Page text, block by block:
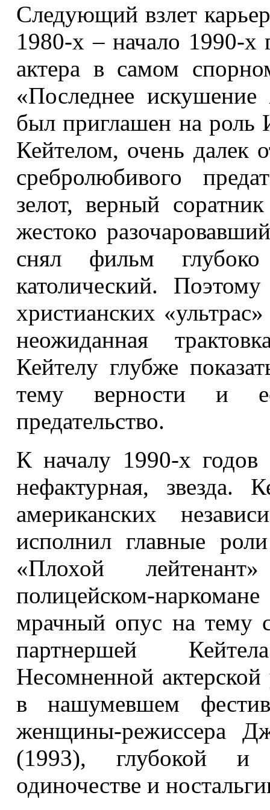
Следующий взлет
1980-х – начало 1990-х
актера в самом
«Последнее
был приглашен на
Кейтелом, очень далек
сребролюбивого
зелот, верный
жестоко
снял фильм
католический.
христианских
неожиданная
Кейтелу глубже
тему верности и
предательство.
К началу 1990-х годов
нефактурная, звезда.
американских
исполнил главные
«Плохой
полицейском-
мрачный опус на тему
партнершей
Несомненной актерской
в нашумевшем
женщины-режиссера
(1993), глубокой и
одиночестве и